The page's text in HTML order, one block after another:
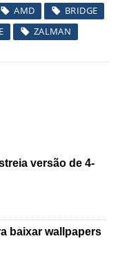
AMD
BRIDGE
ZALMAN
versão de 4-
baixar wallpapers